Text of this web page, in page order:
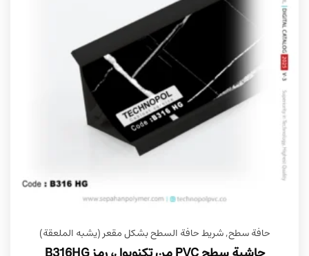
حافة سطح,شريط حافة السطح بشكل مقعر (يشبه الملعقة)